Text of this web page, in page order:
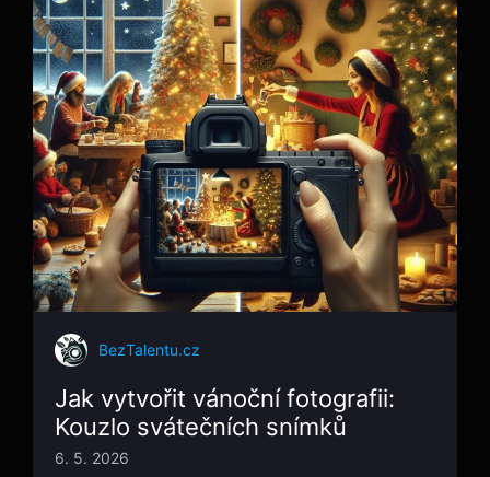
BezTalentu.cz
Jak vytvořit vánoční fotografii:
Kouzlo svátečních snímků
6. 5. 2026